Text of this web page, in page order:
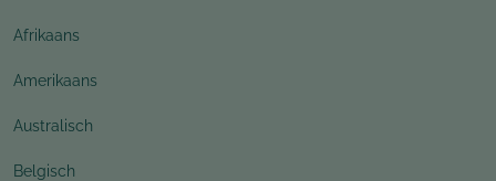
Afrikaans
Amerikaans
Australisch
Belgisch